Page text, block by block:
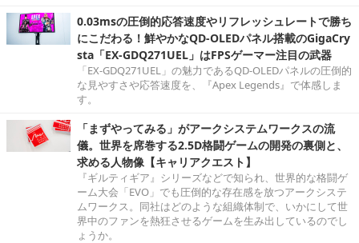
0.03msの圧倒的応答速度やリフレッシュレートで勝ち
にこだわる！鮮やかなQD-OLEDパネル搭載のGigaCry
sta「EX-GDQ271UEL」はFPSゲーマー注目の武器
「EX-GDQ271UEL」の魅力であるQD-OLEDパネルの圧倒的
な見やすさや応答速度を、『Apex Legends』で体感しま
す。
「まずやってみる」がアークシステムワークスの流
儀。世界を席巻する2.5D格闘ゲームの開発の裏側と、
求める人物像【キャリアクエスト】
『ギルティギア』シリーズなどで知られ、世界的な格闘ゲ
ーム大会「EVO」でも圧倒的な存在感を放つアークシステ
ムワークス。同社はどのような組織体制で、いかにして世
界中のファンを熱狂させるゲームを生み出しているのでし
ょうか。